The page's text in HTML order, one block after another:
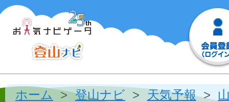
ホーム 登山ナビ 天気予報